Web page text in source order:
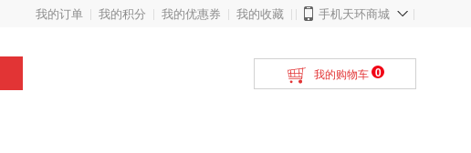
我的订单 我的积分 我的优惠券 我的收藏 手机天环商城
我的购物车 0